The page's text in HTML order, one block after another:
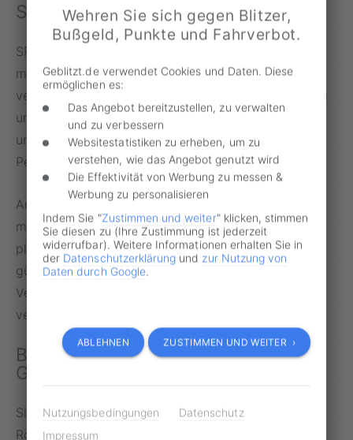
SPD für 9-Euro-Ticket-Nachfolger
SPD-Bundesvorsitzende Saskia Esken hingegen
mahnt die FDP, sich dem Vorschlag nicht zu
verschließen: „Das 9-Euro-Ticket ist ein voller Erfolg
und hat gezeigt, wie groß der Bedarf an einfachen
und kostengünstigen Angeboten im öffentlichen
Personennahverkehr ist.“
An Ideen für einen Nachfolger für das 9-Euro-Ticket
mangelt es nicht. Neben Landsbergs Vorschlag
plädieren die Verkehrsbetriebe für ein bundesweit
gültiges Ticket für 69 Euro pro Monat, während die
Verbraucherzentralen dafür sogar nur 29 Euro
veranschlagen wollen.
Bußgeldvorwürfe immer über
Geblitzt.de prüfen lassen
Sie wollen Ihren Bußgeldvorwurf in Sachen Tempo,
Rotlicht, Abstand, Parken, Halten, Überholen oder
Wehren Sie sich gegen Blitzer,
Bußgeld, Punkte und Fahrverbot.
Geblitzt.de verwendet Cookies und Daten. Diese
ermöglichen es:
Das Angebot bereitzustellen, zu verwalten
und zu verbessern
Websitestatistiken zu erheben, um zu
verstehen, wie das Angebot genutzt wird
Die Effektivität von Werbung zu messen &
Werbung zu personalisieren
Indem Sie "Zustimmen und weiter" klicken, stimmen
Sie diesen zu (Ihre Zustimmung ist jederzeit
widerrufbar). Weitere Informationen erhalten Sie in
der Datenschutzerklärung und zur Nutzung von
Daten durch Google.
ABLEHNEN ZUSTIMMEN UND WEITER ›
Nutzungsbedingungen
Datenschutz
Impressum